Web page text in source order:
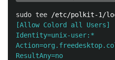
sudo tee /etc/polkit-1/
[Allow Colord all Users]
Identity=unix-user:*
ResultAny=no